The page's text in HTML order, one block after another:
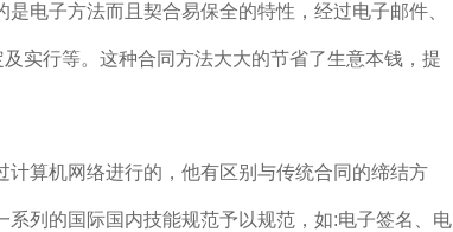
电子方法而且契合易保全的特性，经过电子邮件、
实行等。这种合同方法大大的节省了生意本钱，提
计算机网络进行的，他有区别与传统合同的缔结方
列的国际国内技能规范予以规范，如:电子签名、电